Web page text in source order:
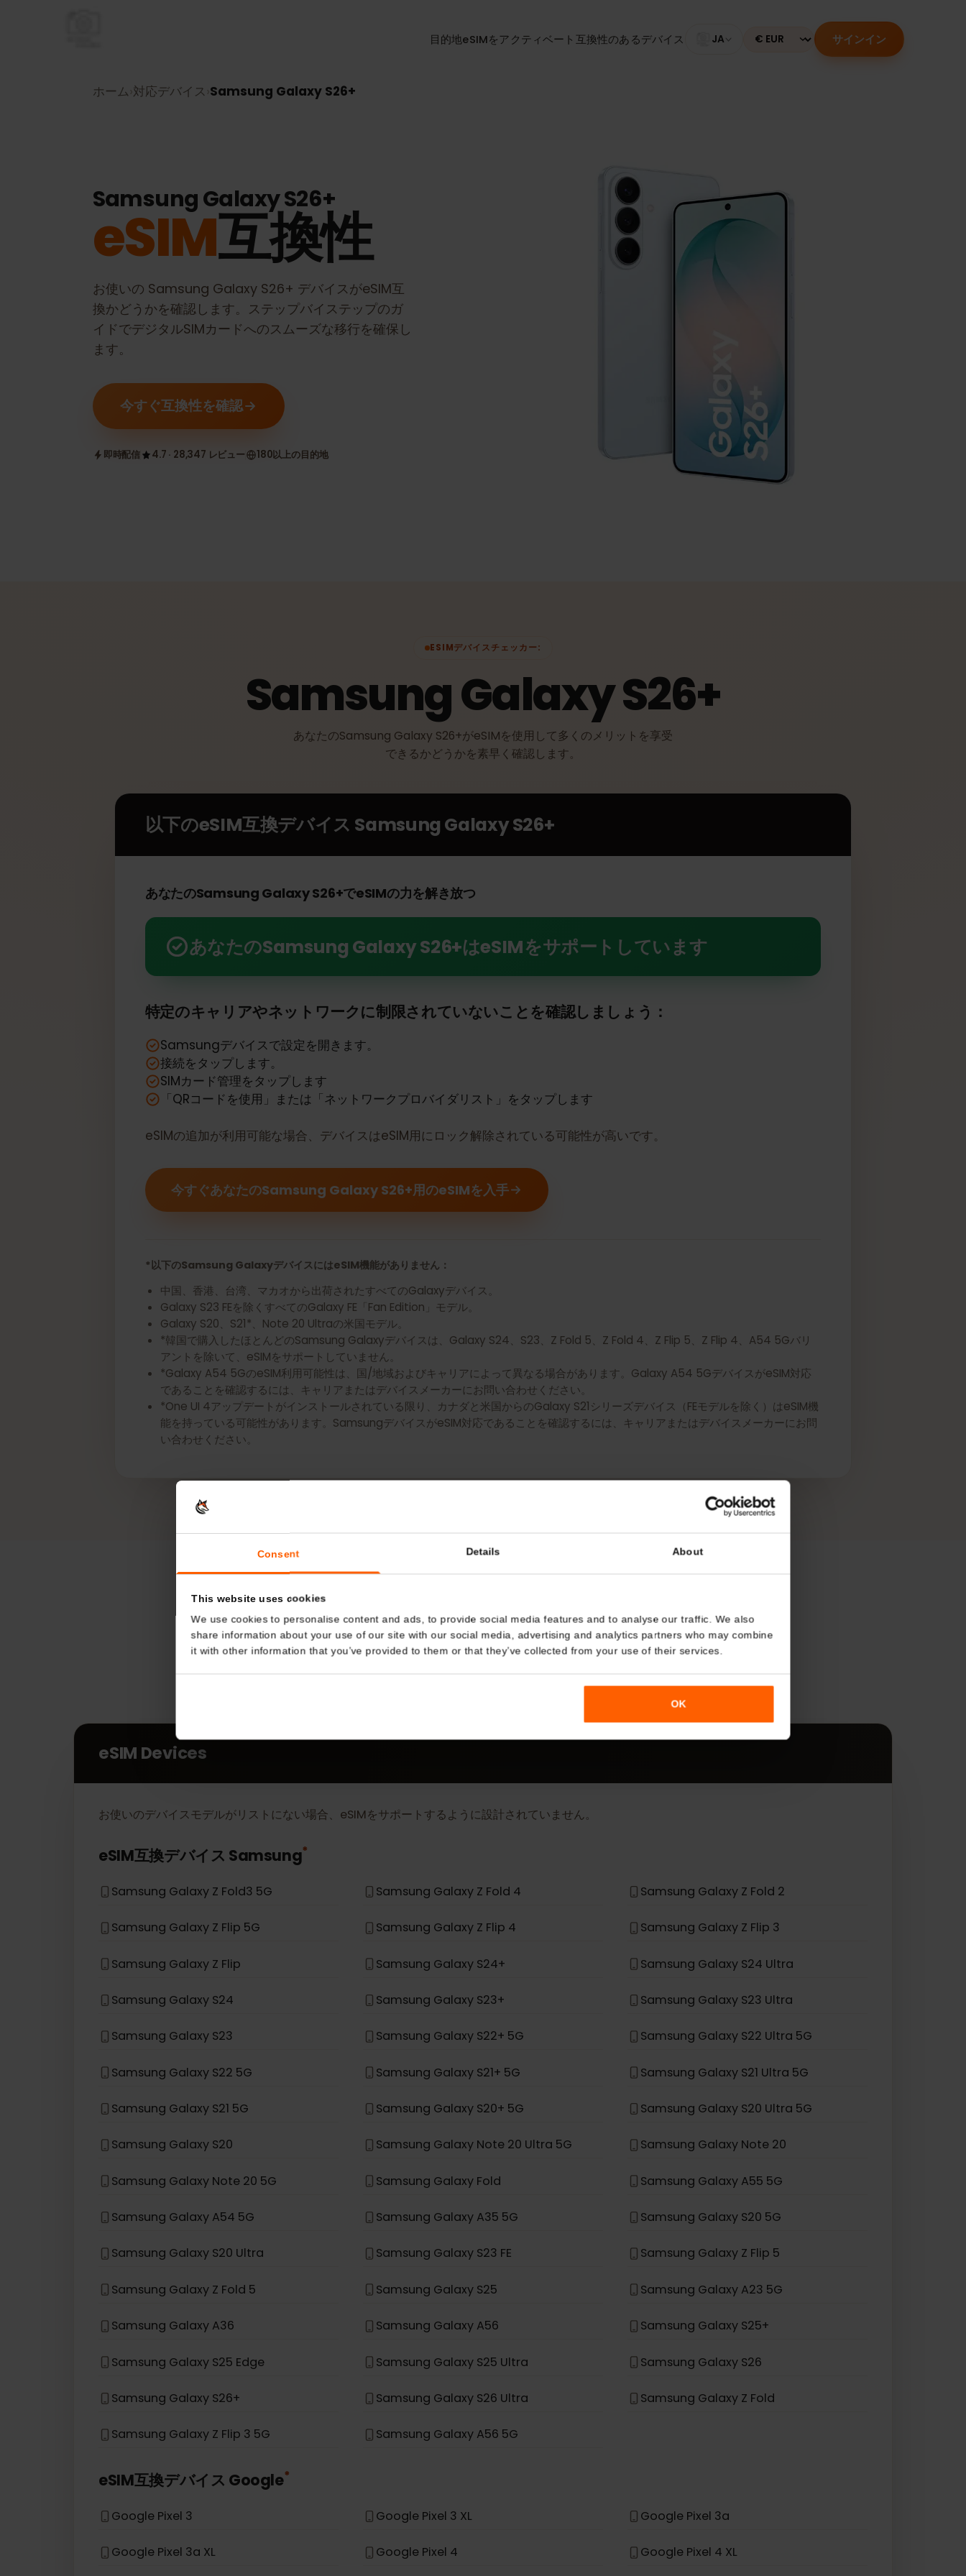
Consent Details About
We use cookies to personalise content and ads, to provide social media features and to analyse our traffic. We also
share information about your use of our site with our social media, advertising and analytics partners who may combine
it with other information that you’ve provided to them or that they’ve collected from your use of their services.
目的地eSIMをアクティベート互換性のあるデバイス JA Currency サインイン
ホーム›対応デバイス›Samsung Galaxy S26+
Samsung Galaxy S26+
eSIM互換性
お使いの Samsung Galaxy S26+ デバイスがeSIM互
換かどうかを確認します。ステップバイステップのガ
イドでデジタルSIMカードへのスムーズな移行を確保し
今すぐ互換性を確認
ESIMデバイスチェッカー:
Samsung Galaxy S26+
できるかどうかを素早く確認します。
あなたのSamsung Galaxy S26+でeSIMの力を解き放つ
特定のキャリアやネットワークに制限されていないことを確認しましょう：
Samsungデバイスで設定を開きます。
SIMカード管理をタップします
eSIMの追加が利用可能な場合、デバイスはeSIM用にロック解除されている可能性が高いです。
*以下のSamsung GalaxyデバイスにはeSIM機能がありません：
中国、香港、台湾、マカオから出荷されたすべてのGalaxyデバイス。
Galaxy S23 FEを除くすべてのGalaxy FE「Fan Edition」モデル。
Galaxy S20、S21*、Note 20 Ultraの米国モデル。
*韓国で購入したほとんどのSamsung Galaxyデバイスは、Galaxy S24、S23、Z Fold 5、Z Fold 4、Z Flip 5、Z Flip 4、A54 5Gバリ
アントを除いて、eSIMをサポートしていません。
*Galaxy A54 5GのeSIM利用可能性は、国/地域およびキャリアによって異なる場合があります。Galaxy A54 5GデバイスがeSIM対応
*One UI 4アップデートがインストールされている限り、カナダと米国からのGalaxy S21シリーズデバイス（FEモデルを除く）はeSIM機
能を持っている可能性があります。SamsungデバイスがeSIM対応であることを確認するには、キャリアまたはデバイスメーカーにお問
い合わせください。
eSIM Devices
当社のeSIMカードは以下のデバイスでも動作します。
eSIM Devices
eSIM互換デバイス
Samsung Galaxy Z Fold3 5G Samsung Galaxy Z Fold 4 Samsung Galaxy Z Fold 2
Samsung Galaxy Z Flip 5G Samsung Galaxy Z Flip 4 Samsung Galaxy Z Flip 3
Samsung Galaxy Z Flip Samsung Galaxy S24+ Samsung Galaxy S24 Ultra
Samsung Galaxy S24 Samsung Galaxy S23+ Samsung Galaxy S23 Ultra
Samsung Galaxy S23 Samsung Galaxy S22+ 5G Samsung Galaxy S22 Ultra 5G
Samsung Galaxy S22 5G Samsung Galaxy S21+ 5G Samsung Galaxy S21 Ultra 5G
Samsung Galaxy S21 5G Samsung Galaxy S20+ 5G Samsung Galaxy S20 Ultra 5G
Samsung Galaxy S20 Samsung Galaxy Note 20 Ultra 5G Samsung Galaxy Note 20
Samsung Galaxy Note 20 5G Samsung Galaxy Fold Samsung Galaxy A55 5G
Samsung Galaxy A54 5G Samsung Galaxy A35 5G Samsung Galaxy S20 5G
Samsung Galaxy S20 Ultra Samsung Galaxy S23 FE Samsung Galaxy Z Flip 5
Samsung Galaxy Z Fold 5 Samsung Galaxy S25 Samsung Galaxy A23 5G
Samsung Galaxy S25 Edge
Samsung Galaxy S26+ Samsung Galaxy S26 Ultra Samsung Galaxy Z Fold
Samsung Galaxy Z Flip 3 5G Samsung Galaxy A56 5G